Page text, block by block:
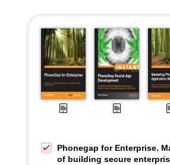
Phonegap for Enterprise.
of building secure